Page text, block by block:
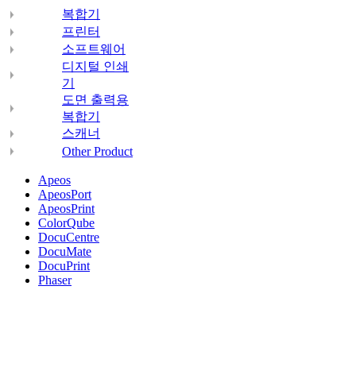
복합기
프린터
소프트웨어
디지털 인쇄
기
도면 출력용
복합기
스캐너
Other Product
Apeos
ApeosPort
ApeosPrint
ColorQube
DocuCentre
DocuMate
DocuPrint
Phaser